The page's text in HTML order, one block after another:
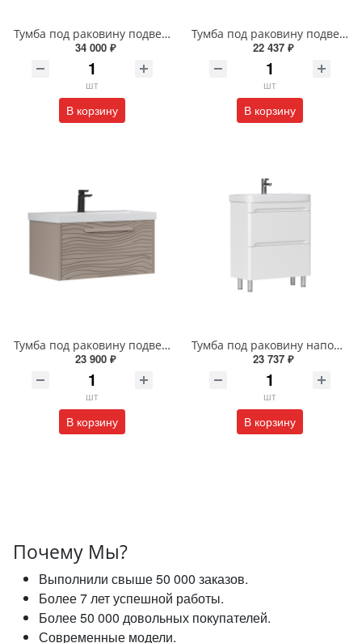
Тумба под раковину подвесная EQUIL Десерт 80.2Я/Desert 80.2Y с ручками в цвет амарок tpDSRT80.2Y-25R амарок/дуб
34 000 ₽
шт
В корзину
Тумба под раковину подвесная EQUIL Найс 70 см tpNICE70.2Y-05 белая
22 437 ₽
шт
В корзину
Тумба под раковину подвесная EQUIL Глеам 80.1Я/Gleam 80.1Y амарок/дуб вотан tpGLEAM80.1Y-25
23 900 ₽
шт
В корзину
Тумба под раковину напольная EQUIL Найс 60 см tnNICE60.2Y-05 белая
23 737 ₽
шт
В корзину
Почему Мы?
Выполнили свыше 50 000 заказов.
Более 7 лет успешной работы.
Более 50 000 довольных покупателей.
Современные модели.